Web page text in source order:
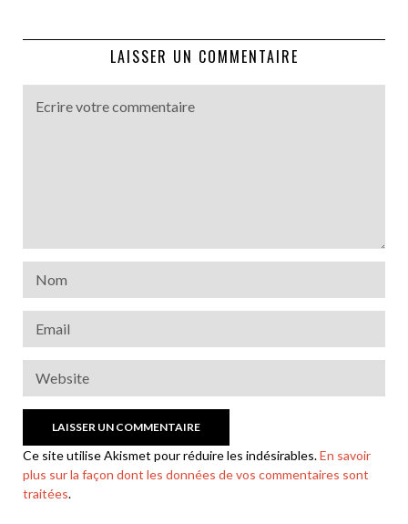
LAISSER UN COMMENTAIRE
Ce site utilise Akismet pour réduire les indésirables.En savoir
plus sur la façon dont les données de vos commentaires sont
traitées.